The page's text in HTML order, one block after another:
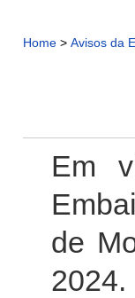
Home> Avisos da
Em
de
2024.